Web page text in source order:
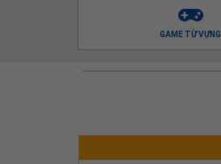
GAME TỪ VỰNG
[Hải Dương]- 10004
Đã xem và tự ái